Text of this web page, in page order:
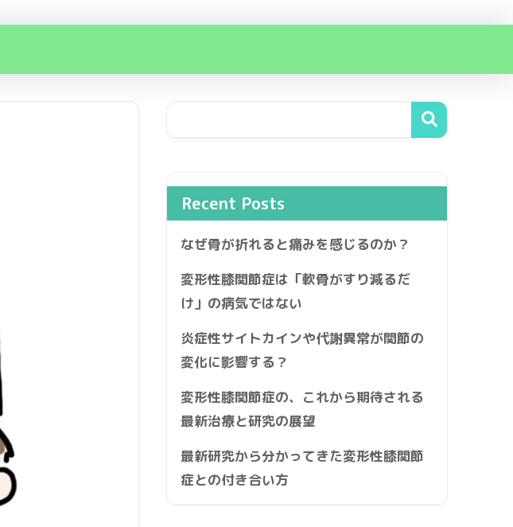
Recent Posts
なぜ骨が折れると痛みを感じるのか？
変形性膝関節症は「軟骨がすり減るだ
け」の病気ではない
炎症性サイトカインや代謝異常が関節の
変化に影響する？
変形性膝関節症の、これから期待される
最新治療と研究の展望
最新研究から分かってきた変形性膝関節
症との付き合い方